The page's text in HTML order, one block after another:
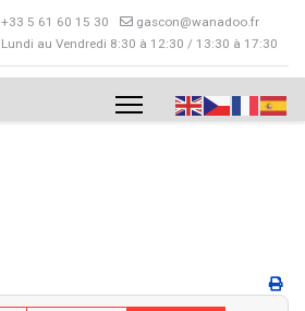
+33 5 61 60 15 30
gascon@wanadoo.fr
Lundi au Vendredi 8:30 à 12:30 / 13:30 à 17:30